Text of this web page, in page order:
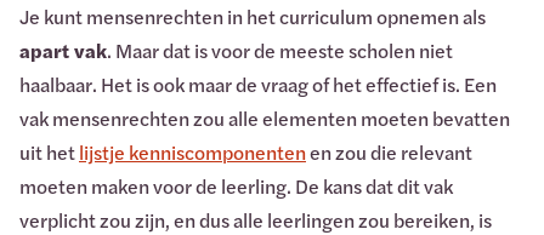
Je kunt mensenrechten in het curriculum opnemen als
apart vak. Maar dat is voor de meeste scholen niet
haalbaar. Het is ook maar de vraag of het effectief is. Een
vak mensenrechten zou alle elementen moeten bevatten
uit hetlijstje kenniscomponentenen zou die relevant
moeten maken voor de leerling. De kans dat dit vak
verplicht zou zijn, en dus alle leerlingen zou bereiken, is